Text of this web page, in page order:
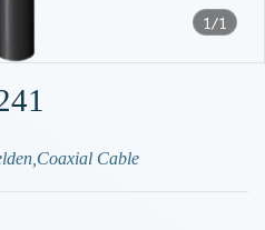
1/1
Coaxial Cable